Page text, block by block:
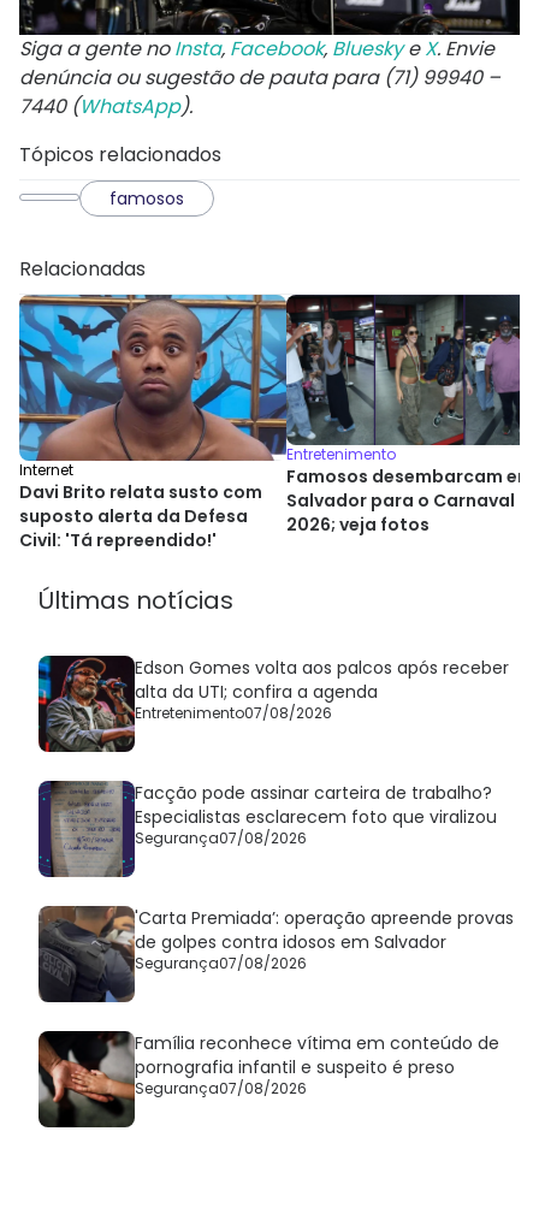
Siga a gente noInsta, Facebook, BlueskyeX. Envie
denúncia ou sugestão de pauta para (71) 99940 –
7440 (WhatsApp).
Tópicos relacionados
famosos
Relacionadas
Internet
Davi Brito relata susto com
suposto alerta da Defesa
Civil: 'Tá repreendido!'
Entretenimento
Famosos desembarcam em
Salvador para o Carnaval
2026; veja fotos
Últimas notícias
Edson Gomes volta aos palcos após receber
alta da UTI; confira a agenda
Entretenimento07/08/2026
Facção pode assinar carteira de trabalho?
Especialistas esclarecem foto que viralizou
Segurança07/08/2026
'Carta Premiada’: operação apreende provas
de golpes contra idosos em Salvador
Segurança07/08/2026
Família reconhece vítima em conteúdo de
pornografia infantil e suspeito é preso
Segurança07/08/2026